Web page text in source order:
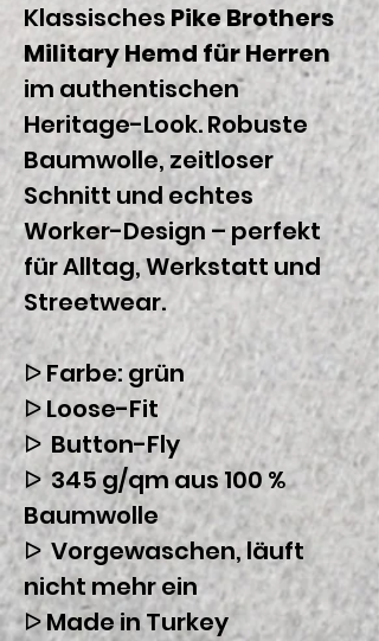
Klassisches Pike Brothers
Military Hemd für Herren
im authentischen
Heritage-Look. Robuste
Baumwolle, zeitloser
Schnitt und echtes
Worker-Design – perfekt
für Alltag, Werkstatt und
Streetwear.
ᐅ Farbe: grün
ᐅ Loose-Fit
ᐅ Button-Fly
ᐅ 345 g/qm aus 100 %
Baumwolle
ᐅ Vorgewaschen, läuft
nicht mehr ein
ᐅ Made in Turkey